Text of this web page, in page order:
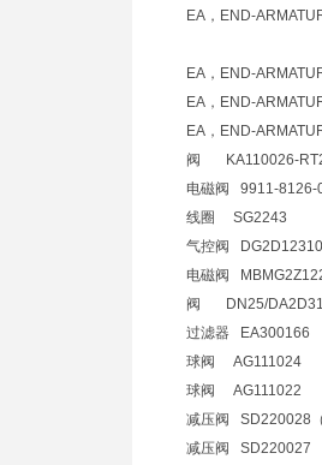
EA，END-
EA，END-
EA，END-
EA，END-
阀 KA110026-
电磁阀 9911-8126-
线圈 SG2243
气控阀
电磁阀
阀 DN25/
过滤器 EA300166
球阀 AG111024
球阀 AG111022
减压阀 SD220028
减压阀 SD220027